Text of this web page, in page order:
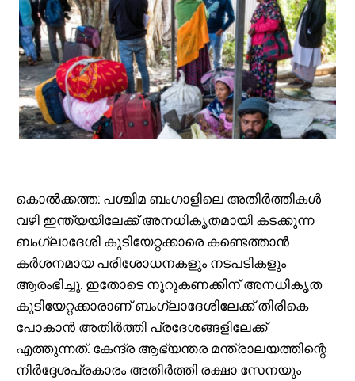
കൊൽക്കത്ത: പശ്ചിമ ബംഗാളിലെ അതിർത്തികൾ
വഴി ഇന്ത്യയിലേക്ക് അനധികൃതമായി കടക്കുന്ന
ബംഗ്ലാദേശി കുടിയേറ്റക്കാരെ കണ്ടെത്താൻ
കർശനമായ പരിശോധനകളും നടപടികളും
ആരംഭിച്ചു. ഇതോടെ നൂറുകണക്കിന് അനധികൃത
കുടിയേറ്റക്കാരാണ് ബംഗ്ലാദേശിലേക്ക് തിരികെ
പോകാൻ അതിർത്തി പ്രദേശങ്ങളിലേക്ക്
എത്തുന്നത്. കേന്ദ്ര ആഭ്യന്തര മന്ത്രാലയത്തിന്റെ
നിർദ്ദേശപ്രകാരം അതിർത്തി രക്ഷാ സേനയും